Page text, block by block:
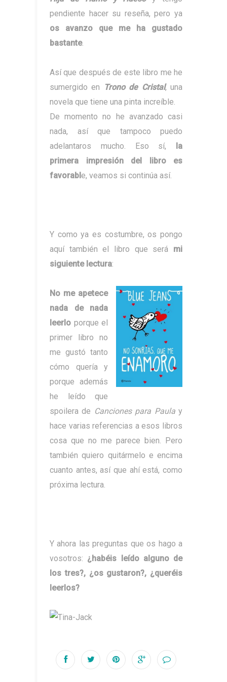
pendiente hacer su reseña, pero ya
os avanzo que me ha gustado
bastante.
Así que después de este libro me he
sumergido en
Trono de Cristal, una
novela que tiene una pinta increíble.
De momento no he avanzado casi
nada, así que tampoco puedo
adelantaros mucho. Eso sí, la
primera impresión del libro es
favorabl e, veamos si continúa así.
Y como ya es costumbre, os pongo
aquí también el libro que será mi
siguiente lectura:
No me apetece
nada de nada
leerlo porque el
primer libro no
me gustó tanto
cómo quería y
porque además
he leído que
spoilera de Canciones para Paulay
hace varias referencias a esos libros
cosa que no me parece bien. Pero
también quiero quitármelo e encima
cuanto antes, así que ahí está, como
próxima lectura.
Y ahora las preguntas que os hago a
vosotros: ¿habéis leído alguno de
los tres?, ¿os gustaron?, ¿queréis
leerlos?